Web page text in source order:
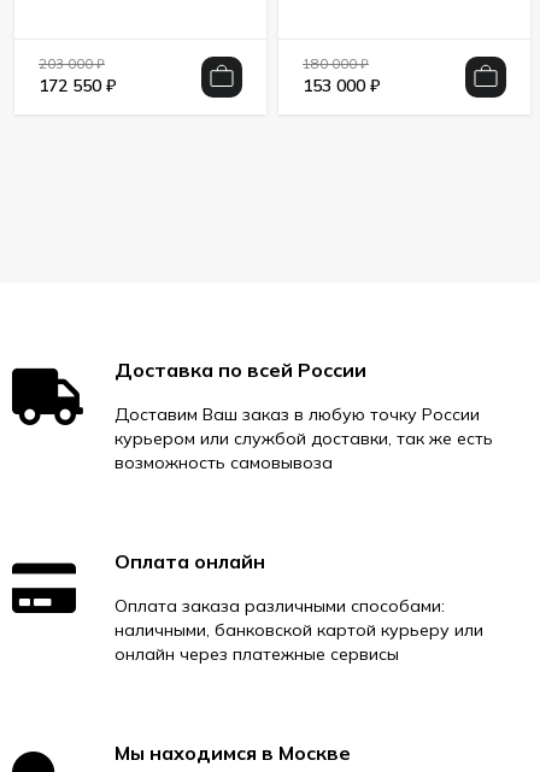
203 000₽
172 550 ₽
180 000₽
153 000 ₽
Доставка по всей России
Доставим Ваш заказ в любую точку России
курьером или службой доставки, так же есть
возможность самовывоза
Оплата онлайн
Оплата заказа различными способами:
наличными, банковской картой курьеру или
онлайн через платежные сервисы
Мы находимся в Москве